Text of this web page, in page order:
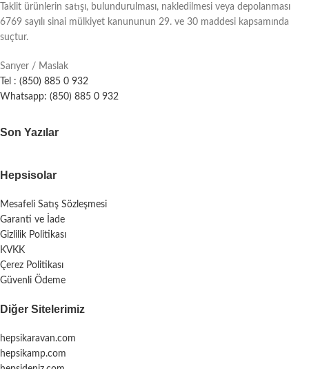
Taklit ürünlerin satışı, bulundurulması, nakledilmesi veya depolanması
6769 sayılı sinai mülkiyet kanununun 29. ve 30 maddesi kapsamında
suçtur.
Sarıyer / Maslak
Tel : (850) 885 0 932
Whatsapp: (850) 885 0 932
Son Yazılar
Hepsisolar
Mesafeli Satış Sözleşmesi
Garanti ve İade
Gizlilik Politikası
KVKK
Çerez Politikası
Güvenli Ödeme
Diğer Sitelerimiz
hepsikaravan.com
hepsikamp.com